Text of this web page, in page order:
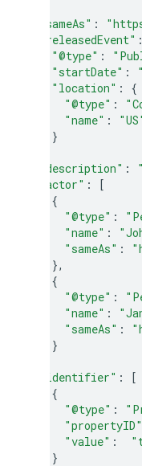
"sameAs" :
"releasedEvent" :
"@type" :
"startDate" :
"location" :
{
"@type" :
"name" :
}
"description" :
"actor" :
[
{
"@type" :
"name" :
"sameAs" :
},
{
"@type" :
"name" :
"sameAs" :
}
"identifier" :
[
{
"@type" :
"propertyID"
"value" :
}